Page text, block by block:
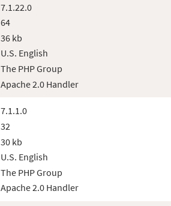
7.1.22.0
64
36 kb
U.S. English
The PHP Group
Apache 2.0 Handler
7.1.1.0
32
30 kb
U.S. English
The PHP Group
Apache 2.0 Handler